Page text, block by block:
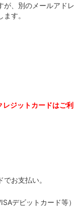
が、別のメールアドレ
す。
ジットカードはご利
お支払い。
デビットカード等）